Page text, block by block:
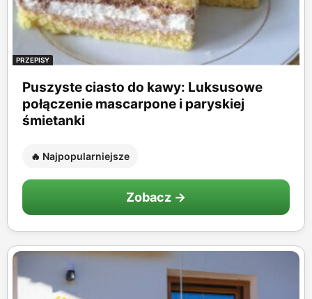
PRZEPISY
Puszyste ciasto do kawy: Luksusowe
połączenie mascarpone i paryskiej
śmietanki
🔥 Najpopularniejsze
Zobacz →